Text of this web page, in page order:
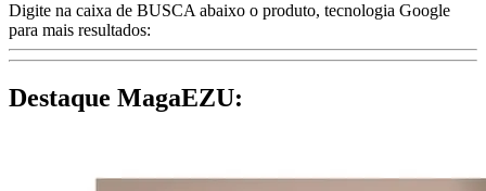
Digite na caixa de BUSCA abaixo o produto, tecnologia Google
para mais resultados:
Destaque MagaEZU: